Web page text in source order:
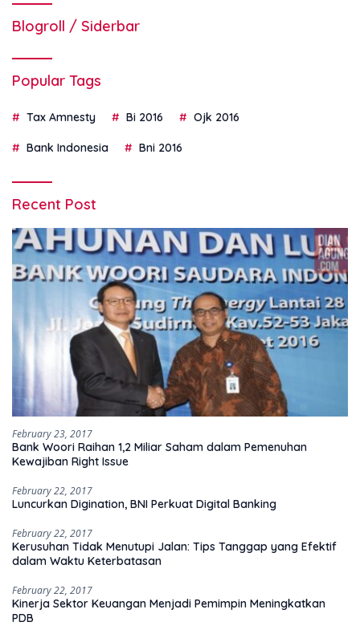
Blogroll / Siderbar
Popular Tags
Tax Amnesty Bi 2016 Ojk 2016
Bank Indonesia Bni 2016
Recent Post
February 23, 2017
Bank Woori Raihan 1,2 Miliar Saham dalam Pemenuhan
Kewajiban Right Issue
February 22, 2017
Luncurkan Digination, BNI Perkuat Digital Banking
February 22, 2017
Kerusuhan Tidak Menutupi Jalan: Tips Tanggap yang Efektif
dalam Waktu Keterbatasan
February 22, 2017
Kinerja Sektor Keuangan Menjadi Pemimpin Meningkatkan
PDB